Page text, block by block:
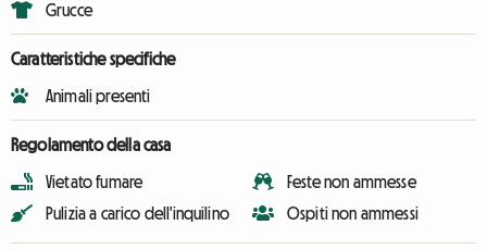
Grucce
Caratteristiche specifiche
Animali presenti
Regolamento della casa
Vietato fumare
Pulizia a carico dell'inquilino
Feste non ammesse
Ospiti non ammessi